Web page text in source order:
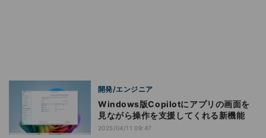
開発/エンジニア
Windows版Copilotにアプリの画面を
見ながら操作を支援してくれる新機能
2025/04/11 09:47